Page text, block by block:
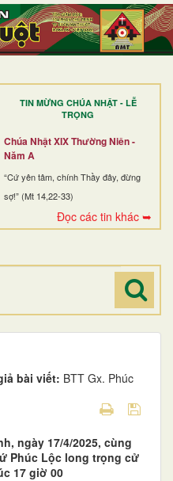
TIN MỪNG CHÚA NHẬT - LỄ
TRỌNG
Chúa Nhật XIX Thường Niên -
Năm A
“Cứ yên tâm, chính Thầy đây, đừng
sợ!” (Mt 14,22-33)
Đọc các tin khác ➥
bài viết: BTT Gx. Phúc
ngày 17/4/2025, cùng
Phúc Lộc long trọng cử
17 giờ 00